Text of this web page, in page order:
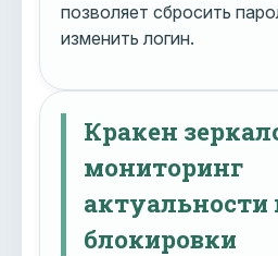
позволяет сбросить
изменить логин.
Кракен
мониторинг
актуальности
блокировки